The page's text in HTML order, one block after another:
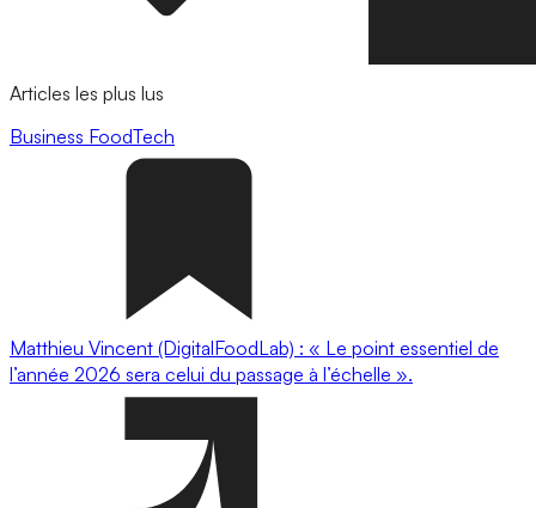
Articles les plus lus
Business FoodTech
Matthieu Vincent (DigitalFoodLab) : « Le point essentiel de
l’année 2026 sera celui du passage à l’échelle ».